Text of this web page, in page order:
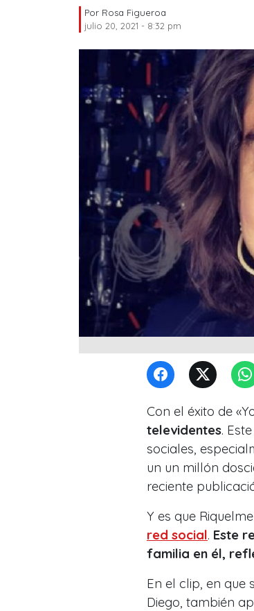
Por Rosa Figueroa
julio 20, 2021 - 8:32 pm
Con el éxito de
televidentes.
sociales,
un un millón
reciente
Y es que
red social. Este
familia en él,
En el clip, en que
Diego, también